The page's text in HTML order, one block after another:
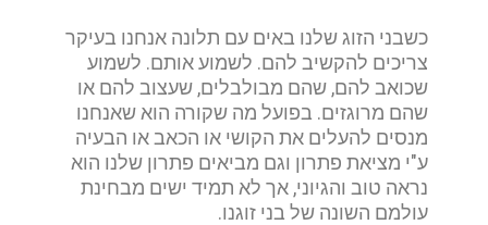
כשבני הזוג שלנו באים עם תלונה אנחנו בעיקר
צריכים להקשיב להם. לשמוע אותם. לשמוע
שכואב להם, שהם מבולבלים, שעצוב להם או
שהם מרוגזים. בפועל מה שקורה הוא שאנחנו
מנסים להעלים את הקושי או הכאב או הבעיה
ע"י מציאת פתרון וגם מביאים פתרון שלנו הוא
נראה טוב והגיוני, אך לא תמיד ישים מבחינת
עולמם השונה של בני זוגנו.